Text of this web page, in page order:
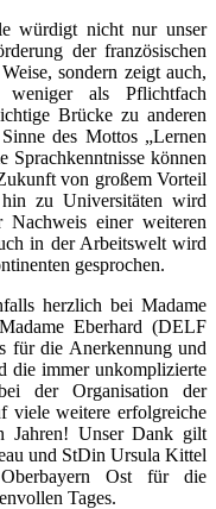
würdigt nicht nur unser
der französischen
sondern zeigt auch,
weniger als Pflichtfach
Brücke zu anderen
des Mottos „Lernen
Sprachkenntnisse können
von großem Vorteil
zu Universitäten wird
Nachweis einer weiteren
in der Arbeitswelt wird
gesprochen.
herzlich bei Madame
Eberhard (DELF
für die Anerkennung und
die immer unkomplizierte
der Organisation der
viele weitere erfolgreiche
Jahren! Unser Dank gilt
und StDin Ursula Kittel
Ost für die
Tages.